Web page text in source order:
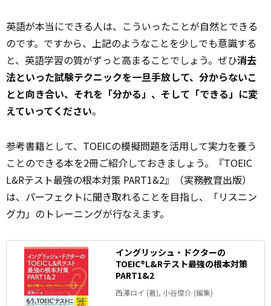
英語が本当にできる人は、こういったことが自然とできる
のです。ですから、上記のようなことを少しでも意識する
と、英語学習の質がずっと高まることでしょう。ぜひ消去
法といった試験テクニックを一旦手放して、分からないこ
とと向き合い、それを「分かる」、そして「できる」に変
えていってください。
参考書籍として、TOEICの模擬問題を活用して実力を養う
ことのできる本を2冊ご紹介しておきましょう。『TOEIC
L&Rテスト最強の根本対策 PART1&2』（実務教育出版）
は、パーフェクトに聞き取れることを目指し、「リスニン
グ力」のトレーニングが行なえます。
イングリッシュ・ドクターの
TOEIC®L&Rテスト最強の根本対策
PART1&2
西澤ロイ (著), 小谷俊介 (編集)